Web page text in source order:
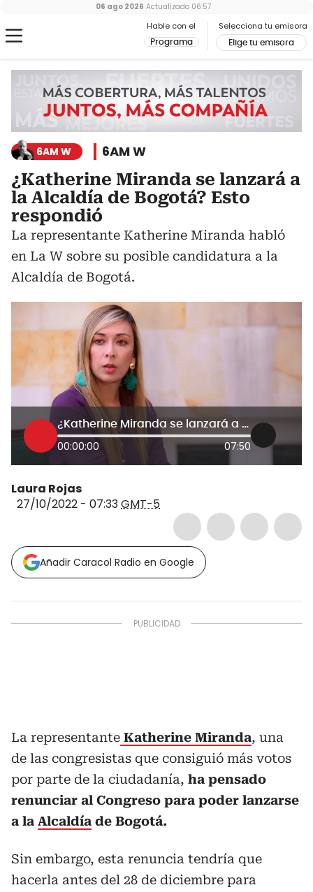
Hable con el
Programa
Selecciona tu emisora
Elige tu emisora
06 ago 2026 Actualizado 06:57
6AM W 6AM W
¿Katherine Miranda se lanzará a
la Alcaldía de Bogotá? Esto
respondió
La representante Katherine Miranda habló
en La W sobre su posible candidatura a la
Alcaldía de Bogotá.
¿Katherine Miranda se lanzará a la Alcaldía de Bogotá? Esto respondió
00:00:00 07:50
Laura Rojas
27/10/2022 - 07:33GMT-5
Añadir Caracol Radio en Google
La representante Katherine Miranda, una
de las congresistas que consiguió más votos
por parte de la ciudadanía, ha pensado
renunciar al Congreso para poder lanzarse
a la Alcaldía de Bogotá.
Sin embargo, esta renuncia tendría que
hacerla antes del 28 de diciembre para